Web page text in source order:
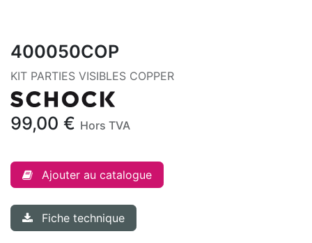
400050COP
KIT PARTIES VISIBLES COPPER
99,00 € Hors TVA
Ajouter au catalogue
Fiche technique